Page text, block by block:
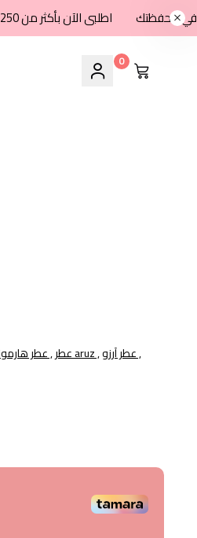
اطلبى الآن بأكثر من 250 ريال واستمتعى بشحن مجاني + كاش باك 8% في محفظتك
0
عطر هارموني متناغم , عطر aruz ,
عطر آرزو ,